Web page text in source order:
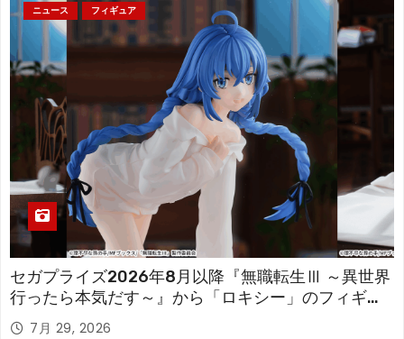
ニュース フィギュア
セガプライズ2026年8月以降『無職転生Ⅲ ～異世界
行ったら本気だす～』から「ロキシー」のフィギュ
アが登場！
7月 29, 2026